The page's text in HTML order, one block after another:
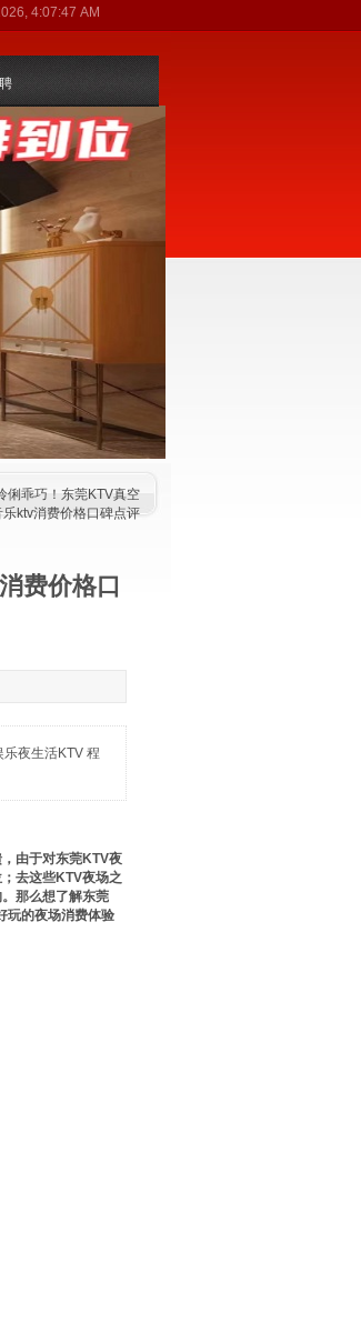
4:07:47 AM
俐乖巧！东莞KTV真空
ktv消费价格口碑点评
费价格口
夜生活KTV 程
由于对东莞KTV夜
去这些KTV夜场之
那么想了解东莞
玩的夜场消费体验